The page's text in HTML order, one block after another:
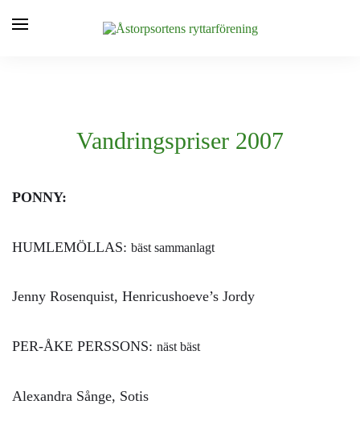
Vandringspriser 2007
PONNY:
HUMLEMÖLLAS: bäst sammanlagt
Jenny Rosenquist, Henricushoeve’s Jordy
PER-ÅKE PERSSONS: näst bäst
Alexandra Sånge, Sotis